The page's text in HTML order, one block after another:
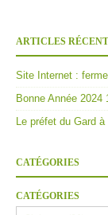
ARTICLES
Site Internet :
Bonne Année 2024
Le préfet du Gard
CATÉGORIES
CATÉGORIES